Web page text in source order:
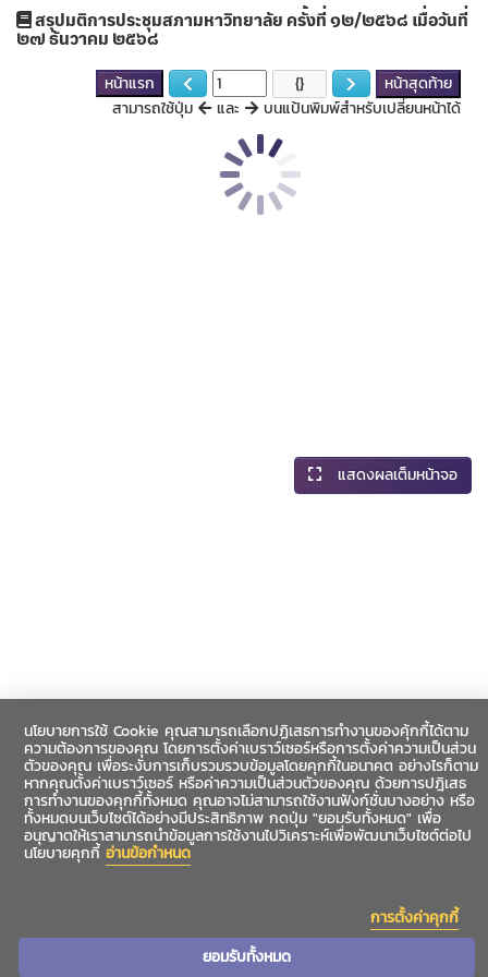
สรุปมติการประชุมสภามหาวิทยาลัย ครั้งที่ ๑๒/๒๕๖๘ เมื่อวันที่
๒๗ ธันวาคม ๒๕๖๘
หน้าแรก
หน้าสุดท้าย
สามารถใช้ปุ่ม
และ บนแป้นพิมพ์สำหรับเปลี่ยนหน้าได้
แสดงผลเต็มหน้าจอ
นโยบายการใช้ Cookie คุณสามารถเลือกปฏิเสธการทำงานของคุ้กกี้ได้ตาม
ความต้องการของคุณ โดยการตั้งค่าเบราว์เซอร์หรือการตั้งค่าความเป็นส่วน
ตัวของคุณ เพื่อระงับการเก็บรวมรวบข้อมูลโดยคุกกี้ในอนาคต อย่างไรก็ตาม
หากคุณตั้งค่าเบราว์เซอร์ หรือค่าความเป็นส่วนตัวของคุณ ด้วยการปฎิเสธ
การทำงานของคุกกี้ทั้งหมด คุณอาจไม่สามารถใช้งานฟังก์ชั่นบางอย่าง หรือ
ทั้งหมดบนเว็บไซต์ได้อย่างมีประสิทธิภาพ กดปุ่ม "ยอมรับทั้งหมด" เพื่อ
อนุญาตให้เราสามารถนำข้อมูลการใช้งานไปวิเคราะห์เพื่อพัฒนาเว็บไซต์ต่อไป
นโยบายคุกกี้อ่านข้อกำหนด
การตั้งค่าคุกกี้
ยอมรับทั้งหมด